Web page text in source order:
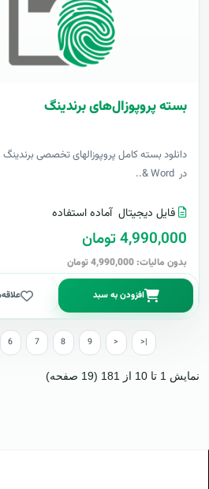
بسته پروپوزال‌های برندینگ
دانلود بسته کامل پروپوزالهای تخصصی برندینگ
در Word &..
فایل دیجیتال آماده استفاده
4,990,000 تومان
بدون مالیات: 4,990,000 تومان
افزودن به سبد
6 7 8 9 > >|
نمایش 1 تا 10 از 181 (19 صفحه)